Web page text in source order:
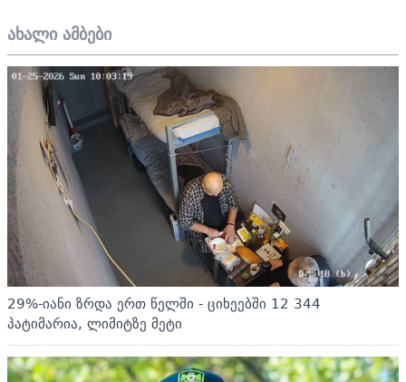
ახალი ამბები
29%-იანი ზრდა ერთ წელში - ციხეებში 12 344
პატიმარია, ლიმიტზე მეტი